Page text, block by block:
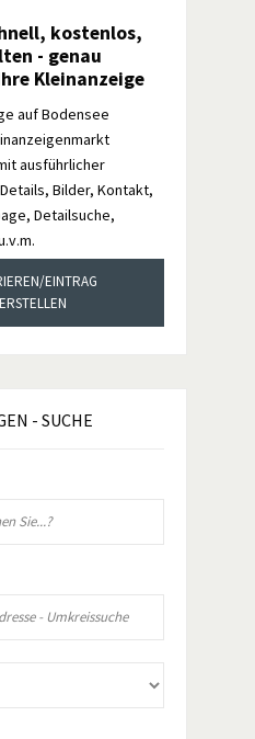
kostenlos,
- genau
Kleinanzeige
auf Bodensee
ausführlicher
Bilder, Kontakt,
Detailsuche,
EINTRAG
ERSTELLEN
- SUCHE